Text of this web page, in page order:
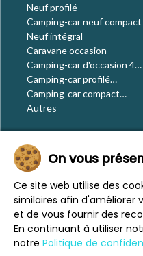
Neuf profilé
Camping-car neuf compact
Neuf intégral
Caravane occasion
Camping-car d'occasion 4
places
Camping-car profilé
occasion
Camping-car compact
occasion
Autres
Le blog
Actualités
Évènements
Nos conseils
Vos voyages
CaraMaps
Espace presse
On vous
Ce site web utilise des
similaires afin d'améliorer
et de vous fournir des
En continuant à utiliser
notre Politique de